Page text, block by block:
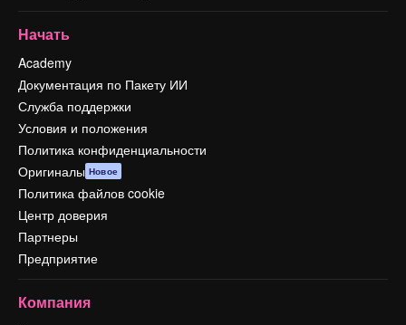
Начать
Academy
Документация по Пакету ИИ
Служба поддержки
Условия и положения
Политика конфиденциальности
Оригиналы Новое
Политика файлов cookie
Центр доверия
Партнеры
Предприятие
Компания